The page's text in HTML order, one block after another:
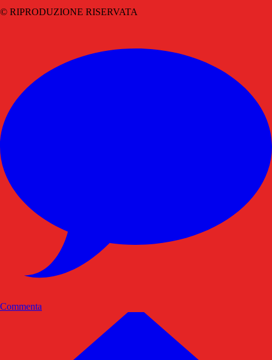
© RIPRODUZIONE RISERVATA
Commenta